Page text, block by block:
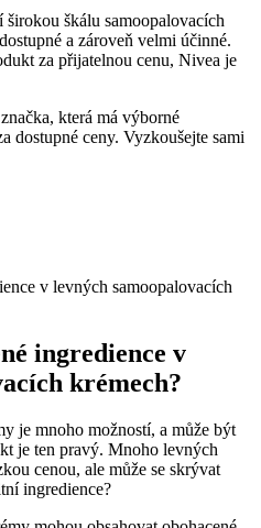
širokou škálu samoopalovacích
a zároveň velmi účinné.
za přijatelnou cenu, Nivea je
která má výborné
dostupné ceny. Vyzkoušejte sami
ingredience v
krémech?
je mnoho možností, a může být
je ten pravý. Mnoho levných
cenou, ale může se skrývat
ingredience?